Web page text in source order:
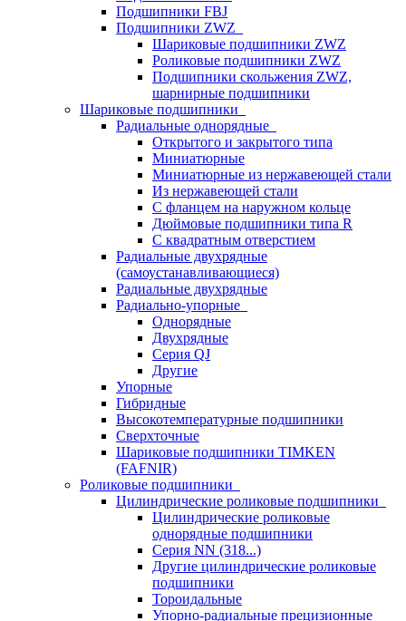
Подшипники FBJ
Подшипники ZWZ
Шариковые подшипники ZWZ
Роликовые подшипники ZWZ
Подшипники скольжения ZWZ,
шарнирные подшипники
Шариковые подшипники
Радиальные однорядные
Открытого и закрытого типа
Миниатюрные
Миниатюрные из нержавеющей стали
Из нержавеющей стали
С фланцем на наружном кольце
Дюймовые подшипники типа R
С квадратным отверстием
Радиальные двухрядные
(самоустанавливающиеся)
Радиальные двухрядные
Радиально-упорные
Однорядные
Двухрядные
Серия QJ
Другие
Упорные
Гибридные
Высокотемпературные подшипники
Сверхточные
Шариковые подшипники TIMKEN
(FAFNIR)
Роликовые подшипники
Цилиндрические роликовые подшипники
Цилиндрические роликовые
однорядные подшипники
Серия NN (318...)
Другие цилиндрические роликовые
подшипники
Тороидальные
Упорно-радиальные прецизионные